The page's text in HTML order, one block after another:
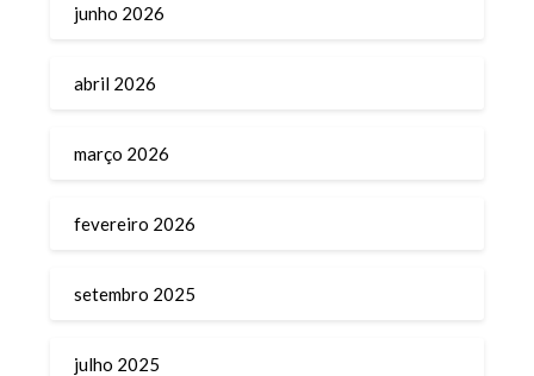
junho 2026
abril 2026
março 2026
fevereiro 2026
setembro 2025
julho 2025